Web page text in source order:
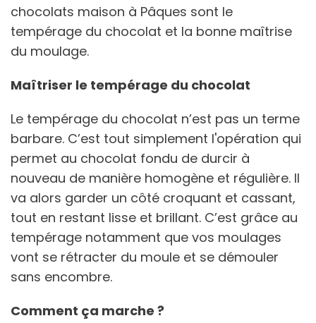
chocolats maison à Pâques sont le
tempérage du chocolat et la bonne maîtrise
du moulage.
Maîtriser le tempérage du chocolat
Le tempérage du chocolat n’est pas un terme
barbare. C’est tout simplement l'opération qui
permet au chocolat fondu de durcir à
nouveau de manière homogène et régulière. Il
va alors garder un côté croquant et cassant,
tout en restant lisse et brillant. C’est grâce au
tempérage notamment que vos moulages
vont se rétracter du moule et se démouler
sans encombre.
Comment ça marche ?